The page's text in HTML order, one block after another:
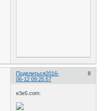
Поделиться 8
2016-
06-12 09:25:57
e3e5.com: